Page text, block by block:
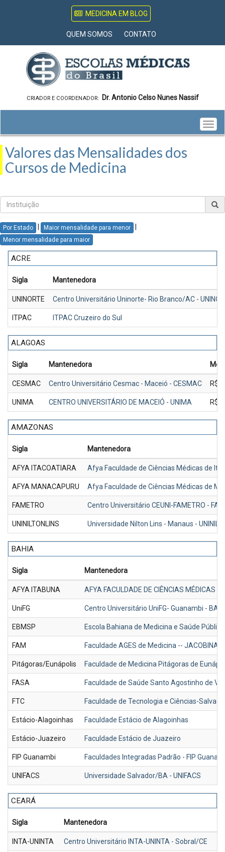
MEDICINA EM BLOG
QUEM SOMOS CONTATO
CRIADOR E COORDENADOR: Dr. Antonio Celso Nunes Nassif
Valores das Mensalidades dos
Cursos de Medicina
Por Estado Maior mensalidade para menor
Menor mensalidade para maior
ACRE
Sigla Mantenedora
UNINORTE Centro Universitário Uninorte- Rio Branco/AC -
ITPAC ITPAC Cruzeiro do Sul
ALAGOAS
Sigla Mantenedora
CESMAC Centro Universitário Cesmac - Maceió - CESMAC R$
UNIMA CENTRO UNIVERSITÁRIO DE MACEIÓ - UNIMA R$
AMAZONAS
Sigla Mantenedora
AFYA ITACOATIARA Afya Faculdade de Ciências Médicas de
AFYA MANACAPURU Afya Faculdade de Ciências Médicas de
FAMETRO Centro Universitário CEUNI-FAMETRO -
UNINILTONLINS Universidade Nilton Lins - Manaus -
BAHIA
Sigla Mantenedora
AFYA ITABUNA AFYA FACULDADE DE CIÊNCIAS MÉDICAS
UniFG Centro Universitário UniFG- Guanambi - BA
EBMSP Escola Bahiana de Medicina e Saúde
FAM Faculdade AGES de Medicina -- JACOBINA/
Pitágoras/Eunápolis Faculdade de Medicina Pitágoras de
FASA Faculdade de Saúde Santo Agostinho de
FTC Faculdade de Tecnologia e Ciências-
Estácio-Alagoinhas Faculdade Estácio de Alagoinhas
Estácio-Juazeiro Faculdade Estácio de Juazeiro
FIP Guanambi Faculdades Integradas Padrão - FIP
UNIFACS Universidade Salvador/BA - UNIFACS
CEARÁ
Sigla Mantenedora
INTA-UNINTA Centro Universitário INTA-UNINTA - Sobral/CE